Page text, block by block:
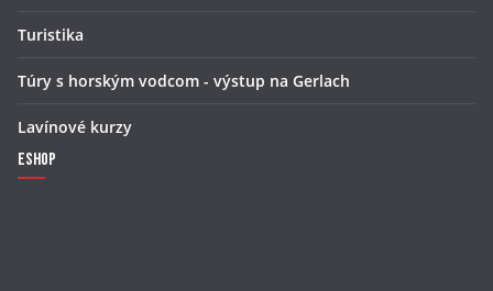
Turistika
Túry s horským vodcom - výstup na Gerlach
Lavínové kurzy
Eshop